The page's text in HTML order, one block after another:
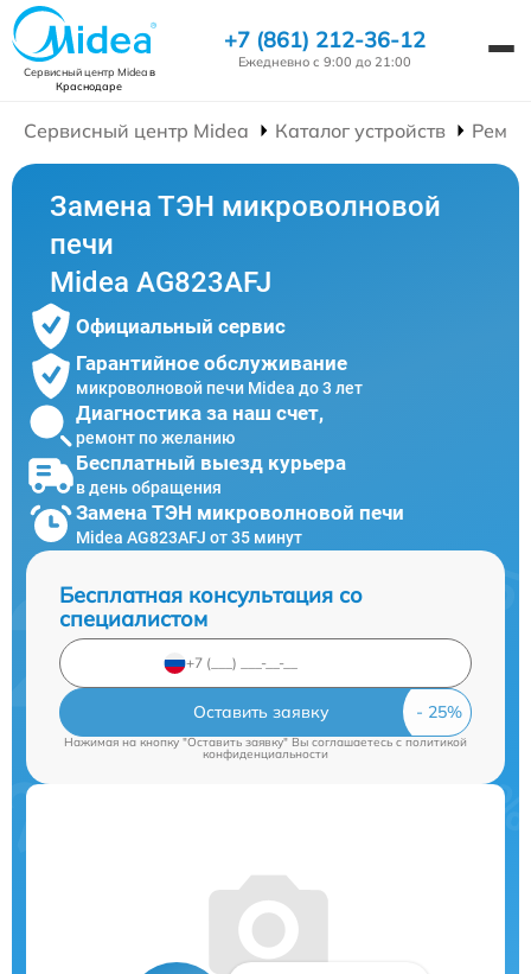
Сервисный центр Mideaв
Краснодаре
+7 (861) 212-36-12
Ежедневно с 9:00 до 21:00
Сервисный центр Midea Каталог устройств
Замена ТЭН микроволновой
печи
Midea AG823AFJ
Официальный сервис
Гарантийное обслуживание
микроволновой печи Midea до 3 лет
Диагностика за наш счет,
ремонт по желанию
Бесплатный выезд курьера
в день обращения
Замена ТЭН микроволновой печи
Midea AG823AFJ от 35 минут
Бесплатная консультация со
специалистом
Оставить заявку
Нажимая на кнопку "Оставить заявку" Вы соглашаетесь cполитикой
конфиденциальности